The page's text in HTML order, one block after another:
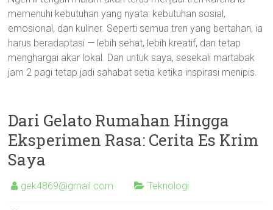
memenuhi kebutuhan yang nyata: kebutuhan sosial,
emosional, dan kuliner. Seperti semua tren yang bertahan, ia
harus beradaptasi — lebih sehat, lebih kreatif, dan tetap
menghargai akar lokal. Dan untuk saya, sesekali martabak
jam 2 pagi tetap jadi sahabat setia ketika inspirasi menipis.
Dari Gelato Rumahan Hingga
Eksperimen Rasa: Cerita Es Krim
Saya
gek4869@gmail.com Teknologi